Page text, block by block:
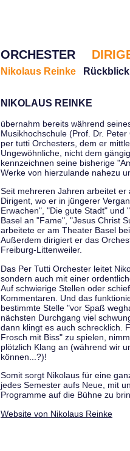
ORCHESTER
Nikolaus Reinke Rückblick
NIKOLAUS REINKE
übernahm bereits während
Musikhochschule (Prof. Dr.
per tutti Orchesters, dem er
Ungewöhnliche, nicht dem
kennzeichnen seine bisherige
Werke von hierzulande nahezu
Seit mehreren Jahren arbeitet
Dirigent, wo er in jüngerer
Erwachen", "Die gute Stadt" und
Basel an "Fame", "Jesus Christ
arbeitete er am Theater Basel
Außerdem dirigiert er das
Freiburg-Littenweiler.
Das Per Tutti Orchester leitet
sondern auch mit einer
Auf schwierige Stellen oder
Kommentaren. Und das
bestimmte Stelle "vor Spaß
nächsten Durchgang viel
dann klingt es auch schrecklich.
Frosch mit Biss" zu spielen,
plötzlich Klang an (während wir
können...?)!
Somit sorgt Nikolaus für eine
jedes Semester aufs Neue, mit
Programme auf die Bühne zu
Website von Nikolaus Reinke